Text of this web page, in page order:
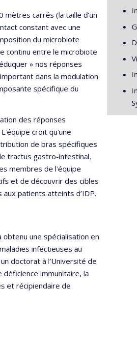
mètres carrés (la taille d'un
constant avec une
du microbiote
continu entre le microbiote
» nos réponses
dans la modulation
spécifique du
des réponses
croit qu'une
de bras spécifiques
tractus gastro-intestinal,
membres de l'équipe
et de découvrir des cibles
patients atteints d’IDP.
obtenu une spécialisation en
infectieuses au
doctorat à l’Université de
immunitaire, la
et récipiendaire de